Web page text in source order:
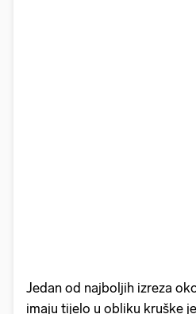
Jedan od najboljih izreza
imaju tijelo u obliku kruške